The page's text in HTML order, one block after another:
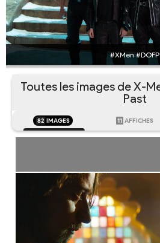
#XMen #DOFP
Toutes les images de X-
Past
82 IMAGES 11 AFFICHES